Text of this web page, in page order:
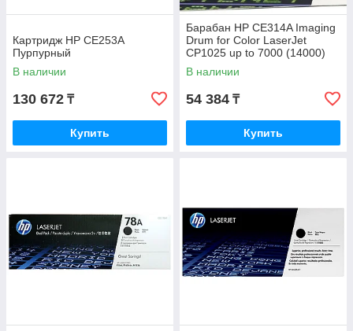
Картридж HP CE253A
Пурпурный
В наличии
130 672 ₸
Купить
Барабан HP CE314A Imaging
Drum for Color LaserJet
CP1025 up to 7000 (14000)
CE314A
В наличии
54 384 ₸
Купить